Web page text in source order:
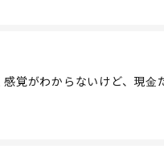
覚がわからないけど、現